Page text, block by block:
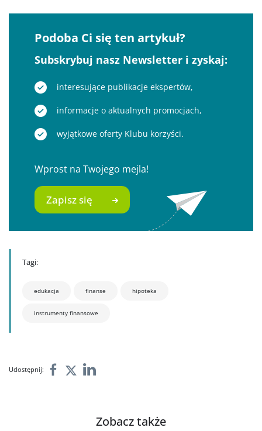
Podoba Ci się ten artykuł?
Subskrybuj nasz Newsletter i zyskaj:
interesujące publikacje ekspertów,
informacje o aktualnych promocjach,
wyjątkowe oferty Klubu korzyści.
Wprost na Twojego mejla!
Zapisz się
Tagi:
edukacja finanse hipoteka
instrumenty finansowe
Udostępnij:
Zobacz także